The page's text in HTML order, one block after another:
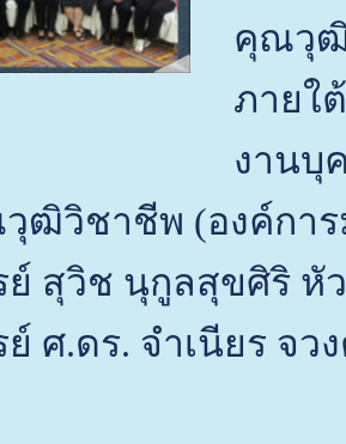
คุณวุฒิ
ภายใ
งานบุ
ฒิวิชาชีพ (องค์การ
ย์ สุวิช นุกูลสุขศิริ หั
ศ.ดร. จำเนียร จว